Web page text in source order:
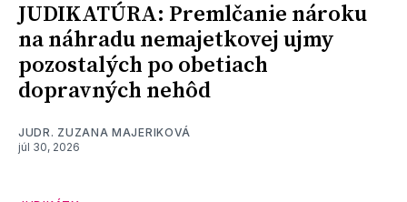
JUDIKATÚRA: Premlčanie nároku
na náhradu nemajetkovej ujmy
pozostalých po obetiach
dopravných nehôd
JUDR. ZUZANA MAJERIKOVÁ
júl 30, 2026